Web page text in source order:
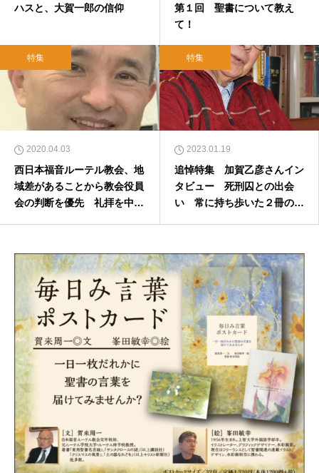
ハスと、大賀一郎の信仰
第１回 聖書について教え
て！
特集
2020.04.03
西日本福音ルーテル教会、地
域差があることから教会役員
会の判断を優先 礼拝を中止
特集
2023.01.19
追悼特集 加賀乙彦さんイン
タビュー 死刑囚との出会
い 常に持ち歩いた２冊の聖